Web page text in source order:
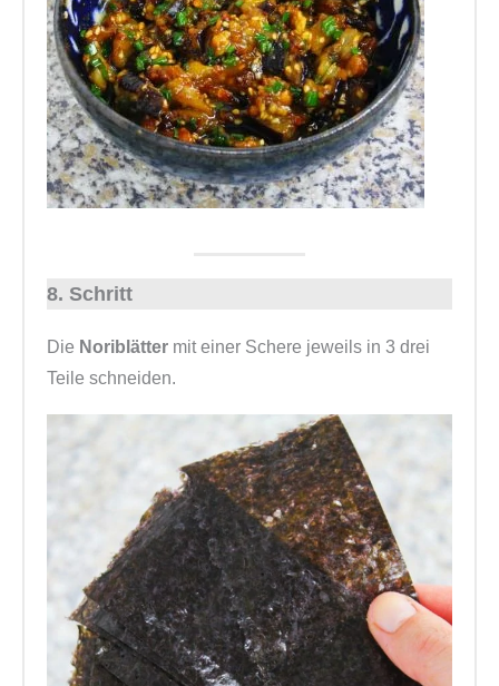
8. Schritt
Die Noriblätter mit einer Schere jeweils in 3 drei
Teile schneiden.